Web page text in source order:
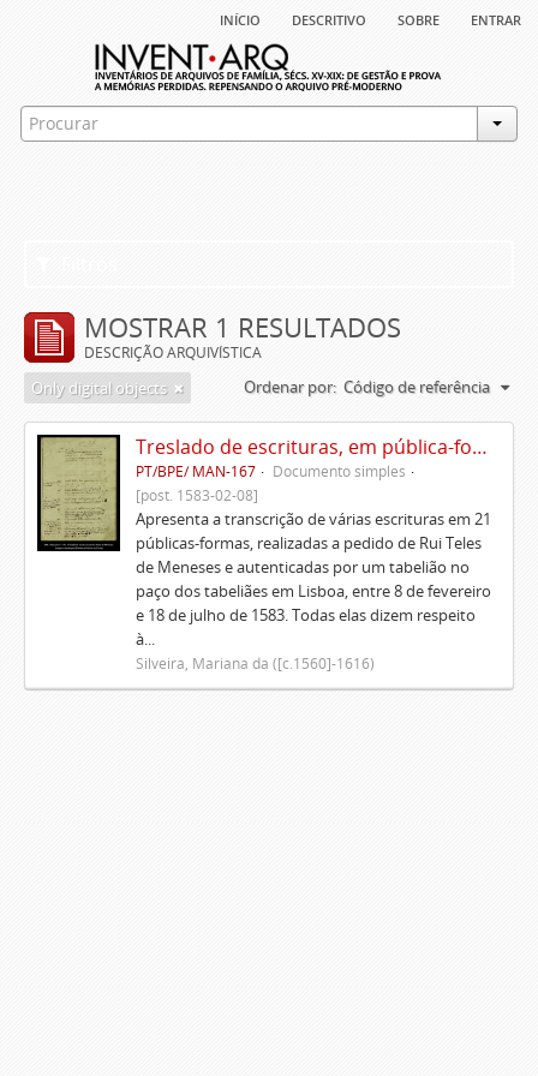
início descritivo sobre entrar
MOSTRAR 1 RESULTADOS
DESCRIÇÃO ARQUIVÍSTICA
Only digital objects Ordenar por: Código de referência
Treslado de escrituras, em pública-forma, de Rui Teles de Meneses
PT/BPE/ MAN-167
Documento simples
[post. 1583-02-08]
Apresenta a transcrição de várias escrituras em 21
públicas-formas, realizadas a pedido de Rui Teles
de Meneses e autenticadas por um tabelião no
paço dos tabeliães em Lisboa, entre 8 de fevereiro
e 18 de julho de 1583. Todas elas dizem respeito
à...
Silveira, Mariana da ([c.1560]-1616)